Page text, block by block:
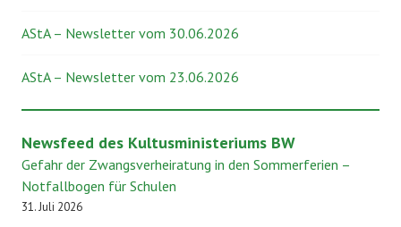
AStA – Newsletter vom 30.06.2026
AStA – Newsletter vom 23.06.2026
Newsfeed des Kultusministeriums BW
Gefahr der Zwangsverheiratung in den Sommerferien –
Notfallbogen für Schulen
31. Juli 2026